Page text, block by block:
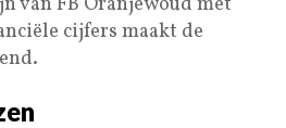
cijfers maakt de